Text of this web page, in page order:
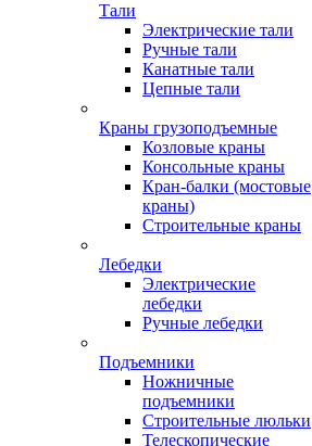
Тали
Электрические тали
Ручные тали
Канатные тали
Цепные тали
Краны грузоподъемные
Козловые краны
Консольные краны
Кран-балки (мостовые
краны)
Строительные краны
Лебедки
Электрические
лебедки
Ручные лебедки
Подъемники
Ножничные
подъемники
Строительные люльки
Телескопические